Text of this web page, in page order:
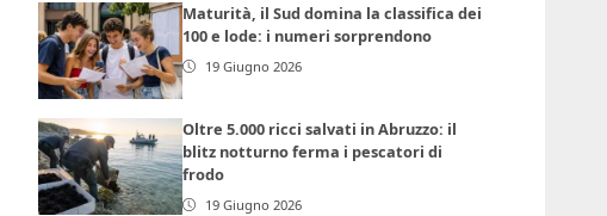
Maturità, il Sud domina la classifica dei
100 e lode: i numeri sorprendono
19 Giugno 2026
Oltre 5.000 ricci salvati in Abruzzo: il
blitz notturno ferma i pescatori di
frodo
19 Giugno 2026